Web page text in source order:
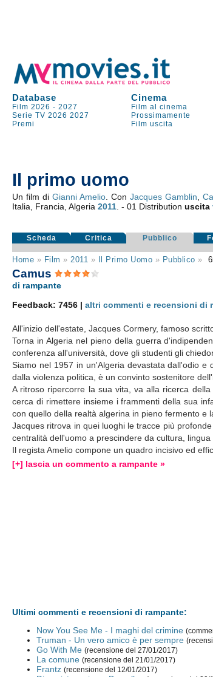
Database Cinema
Film 2026 -2027 Film al cinema
Serie TV 2026 2027 Prossimamente
Premi
Film uscita
Il primo uomo
Un film diGianni Amelio . Con Jacques Gamblin
Italia, Francia, Algeria2011 . - 01 Distributionuscita
Scheda Critica Pubblico
Home » Film » 2011 » Il Primo Uomo » Pubblico »
Camus
di rampante
Feedback: 7456 |altri commenti e recensioni di
All'inizio dell'estate, Jacques Cormery, famoso
Torna in Algeria nel pieno della guerra
conferenza all'università, dove gli studenti gli
Siamo nel 1957 in un'Algeria devastata dall'odio
dalla violenza politica, è un convinto sostenitore
A ritroso ripercorre la sua vita, va alla ricerca
cerca di rimettere insieme i frammenti della sua
con quello della realtà algerina in pieno fermento e
Jacques ritrova in quei luoghi le tracce più
centralità dell'uomo a prescindere da cultura, lingua
Il regista Amelio compone un quadro incisivo ed
[+] lascia un commento a rampante »
Ultimi commenti e recensioni di rampante:
Now You See Me - I maghi del crimine
Truman - Un vero amico è per sempre
Go With Me (recensione del 27/01/2017)
La comune (recensione del 21/01/2017)
Frantz (recensione del 12/01/2017)